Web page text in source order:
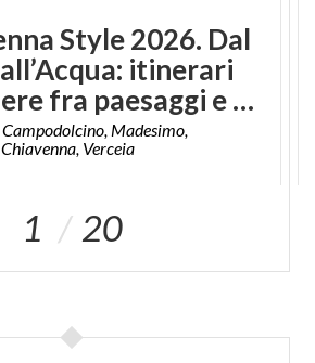
Style 2026. Dal
itinerari
di benessere fra paesaggi e sapori
Madesimo,
Verceia
1 20